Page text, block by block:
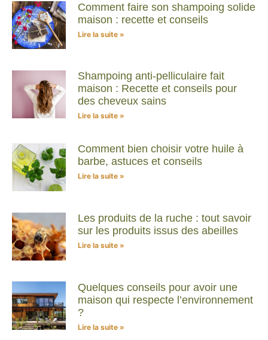
Comment faire son shampoing solide
maison : recette et conseils
Lire la suite »
Shampoing anti-pelliculaire fait
maison : Recette et conseils pour
des cheveux sains
Lire la suite »
Comment bien choisir votre huile à
barbe, astuces et conseils
Lire la suite »
Les produits de la ruche : tout savoir
sur les produits issus des abeilles
Lire la suite »
Quelques conseils pour avoir une
maison qui respecte l’environnement
?
Lire la suite »